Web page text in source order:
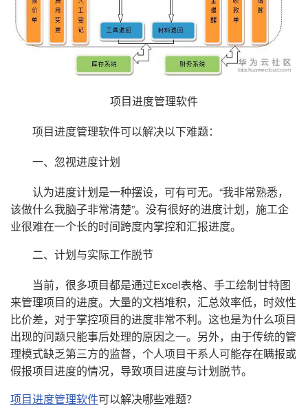
发
我
的
课
程
我
的
认
证
我
的
实
验
我
的
收
藏
Programs
的
我
的
技
术
支
持
我
的
云
声
建
议
项目进度管理软件
项目进度管理软件可以解决以下难题：
一、忽视进度计划
认为进度计划是一种摆设，可有可无。“我非常熟悉，
该做什么我脑子非常清楚”。没有很好的进度计划，施工企
业很难在一个长的时间跨度内掌控和汇报进度。
二、计划与实际工作脱节
当前，很多项目都是通过Excel表格、手工绘制甘特图
来管理项目的进度。大量的文档堆积，汇总效率低，时效性
比价差，对于掌控项目的进度非常不利。这也是为什么项目
出现的问题只能事后处理的原因之一。另外，由于传统的管
理模式缺乏第三方的监督，个人项目干系人可能存在瞒报或
假报项目进度的情况，导致项目进度与计划脱节。
项目进度管理软件可以解决哪些难题？